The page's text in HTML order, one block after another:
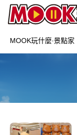
MOOK玩什麼‧景點家